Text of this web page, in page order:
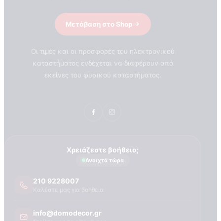
Τεχνογνωσια
Μετάβαση στο Shop
Οι τιμές και οι προσφορές του ηλεκτρονικού
καταστήματος ενδέχεται να διαφέρουν από
εκείνες του φυσικού καταστήματος.
Χρειάζεστε βοήθεια;
Ανοιχτά τώρα
210 9228007
info@domodecor.gr